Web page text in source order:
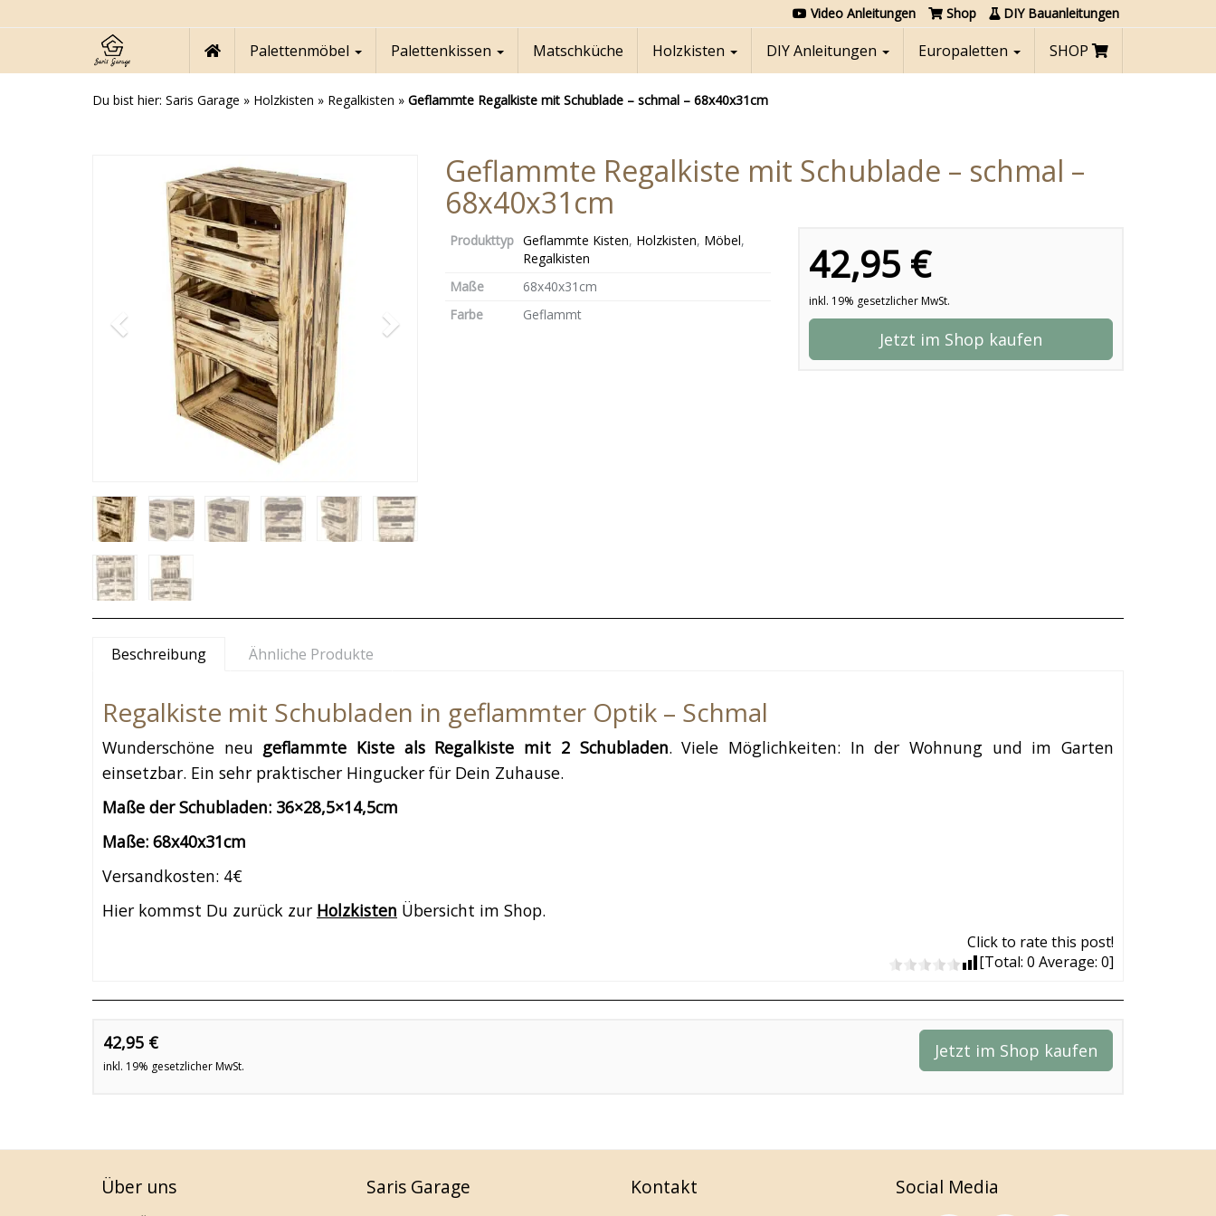
to
content
Video Anleitungen Shop DIY Bauanleitungen
Palettenmöbel Palettenkissen Matschküche Holzkisten DIY Anleitungen Europaletten SHOP
Du bist hier: Saris Garage » Holzkisten » Regalkisten » Geflammte Regalkiste mit Schublade – schmal – 68x40x31cm
Geflammte Regalkiste mit Schublade – schmal –
68x40x31cm
42,95 €
inkl. 19% gesetzlicher MwSt.
Jetzt im Shop kaufen
Produkttyp Geflammte Kisten, Holzkisten, Möbel,
Regalkisten
Maße
68x40x31cm
Farbe
Geflammt
Beschreibung Ähnliche Produkte
Regalkiste mit Schubladen in geflammter Optik – Schmal
Wunderschöne neu geflammte Kiste als Regalkiste mit 2 Schubladen. Viele Möglichkeiten: In der Wohnung und im Garten
einsetzbar. Ein sehr praktischer Hingucker für Dein Zuhause.
Maße der Schubladen: 36×28,5×14,5cm
Maße: 68x40x31cm
Versandkosten: 4€
Hier kommst Du zurück zur Holzkisten Übersicht im Shop.
Click to rate this post!
[Total: 0 Average: 0]
42,95 €
inkl. 19% gesetzlicher MwSt.
Jetzt im Shop kaufen
Über uns Saris Garage Kontakt Social Media